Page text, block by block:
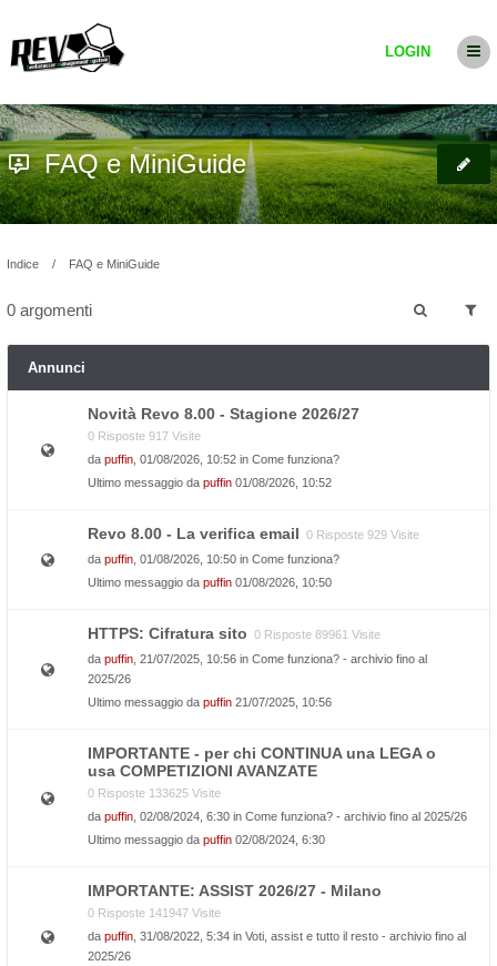
LOGIN
FAQ e MiniGuide
Indice FAQ e MiniGuide
0 argomenti
Annunci
Novità Revo 8.00 - Stagione 2026/27
0 Risposte 917 Visite
da puffin , 01/08/2026, 10:52 in Come funziona?
Ultimo messaggio da puffin 01/08/2026, 10:52
Revo 8.00 - La verifica email 0 Risposte 929 Visite
da puffin , 01/08/2026, 10:50 in Come funziona?
Ultimo messaggio da puffin 01/08/2026, 10:50
HTTPS: Cifratura sito 0 Risposte 89961 Visite
da puffin , 21/07/2025, 10:56 in Come funziona? - archivio fino al
2025/26
Ultimo messaggio da puffin 21/07/2025, 10:56
IMPORTANTE - per chi CONTINUA una LEGA o
usa COMPETIZIONI AVANZATE
0 Risposte 133625 Visite
da puffin , 02/08/2024, 6:30 in Come funziona? - archivio fino al 2025/26
Ultimo messaggio da puffin 02/08/2024, 6:30
IMPORTANTE: ASSIST 2026/27 - Milano
0 Risposte 141947 Visite
da puffin , 31/08/2022, 5:34 in Voti, assist e tutto il resto - archivio fino al
2025/26